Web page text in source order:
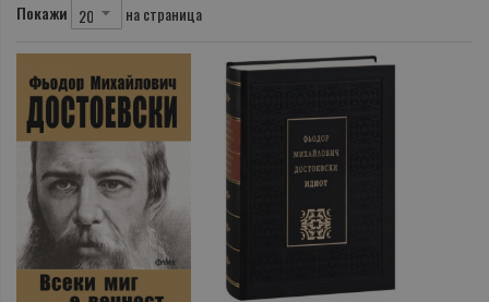
Покажи на страница